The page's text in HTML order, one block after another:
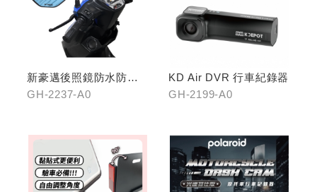
新豪邁後照鏡防水防霧
膜
GH-2237-A0
KD Air DVR 行車紀錄器
GH-2199-A0